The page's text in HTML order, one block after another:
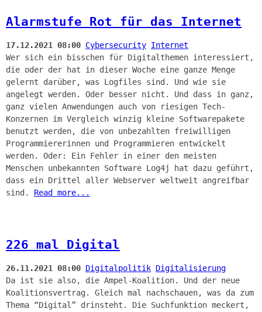
Alarmstufe Rot für das Internet
17.12.2021 08:00 Cybersecurity Internet
Wer sich ein bisschen für Digitalthemen interessiert,
die oder der hat in dieser Woche eine ganze Menge
gelernt darüber, was Logfiles sind. Und wie sie
angelegt werden. Oder besser nicht. Und dass in ganz,
ganz vielen Anwendungen auch von riesigen Tech-
Konzernen im Vergleich winzig kleine Softwarepakete
benutzt werden, die von unbezahlten freiwilligen
Programmiererinnen und Programmieren entwickelt
werden. Oder: Ein Fehler in einer den meisten
Menschen unbekannten Software Log4j hat dazu geführt,
dass ein Drittel aller Webserver weltweit angreifbar
sind. Read more...
226 mal Digital
26.11.2021 08:00 Digitalpolitik Digitalisierung
Da ist sie also, die Ampel-Koalition. Und der neue
Koalitionsvertrag. Gleich mal nachschauen, was da zum
Thema “Digital” drinsteht. Die Suchfunktion meckert,